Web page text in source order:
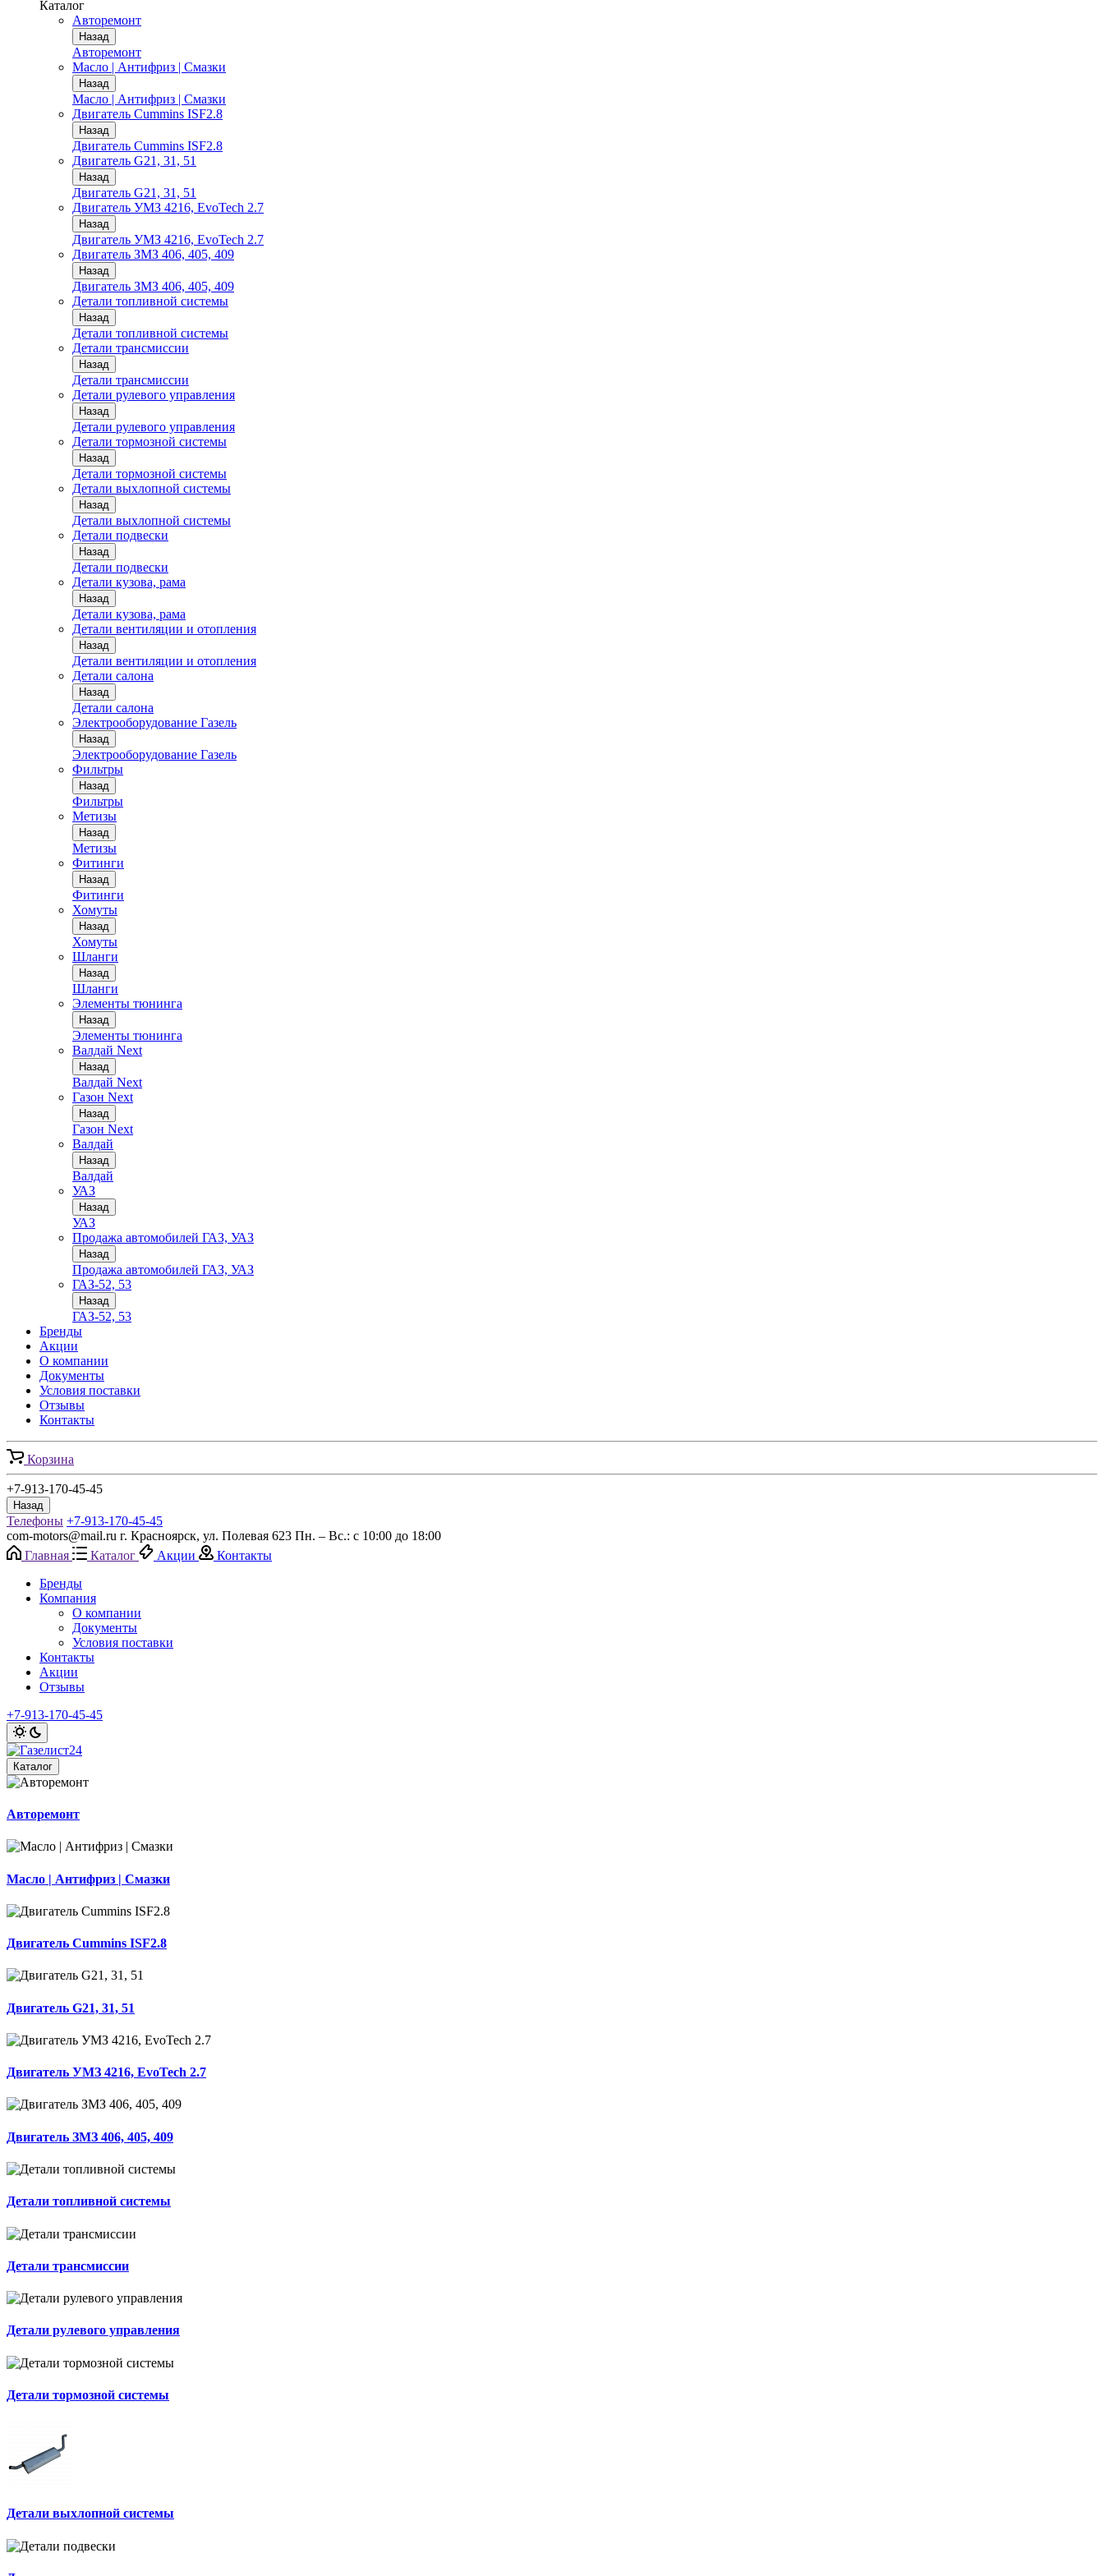
Каталог
Авторемонт
Назад
Авторемонт
Масло | Антифриз | Смазки
Назад
Масло | Антифриз | Смазки
Двигатель Cummins ISF2.8
Назад
Двигатель Cummins ISF2.8
Двигатель G21, 31, 51
Назад
Двигатель G21, 31, 51
Двигатель УМЗ 4216, EvoTech 2.7
Назад
Двигатель УМЗ 4216, EvoTech 2.7
Двигатель ЗМЗ 406, 405, 409
Назад
Двигатель ЗМЗ 406, 405, 409
Детали топливной системы
Назад
Детали топливной системы
Детали трансмиссии
Назад
Детали трансмиссии
Детали рулевого управления
Назад
Детали рулевого управления
Детали тормозной системы
Назад
Детали тормозной системы
Детали выхлопной системы
Назад
Детали выхлопной системы
Детали подвески
Назад
Детали подвески
Детали кузова, рама
Назад
Детали кузова, рама
Детали вентиляции и отопления
Назад
Детали вентиляции и отопления
Детали салона
Назад
Детали салона
Электрооборудование Газель
Назад
Электрооборудование Газель
Фильтры
Назад
Фильтры
Метизы
Назад
Метизы
Фитинги
Назад
Фитинги
Хомуты
Назад
Хомуты
Шланги
Назад
Шланги
Элементы тюнинга
Назад
Элементы тюнинга
Валдай Next
Назад
Валдай Next
Газон Next
Назад
Газон Next
Валдай
Назад
Валдай
УАЗ
Назад
УАЗ
Продажа автомобилей ГАЗ, УАЗ
Назад
Продажа автомобилей ГАЗ, УАЗ
ГАЗ-52, 53
Назад
ГАЗ-52, 53
Бренды
Акции
О компании
Документы
Условия поставки
Отзывы
Контакты
Корзина
+7-913-170-45-45
Назад
Телефоны +7-913-170-45-45
com-motors@mail.ru г. Красноярск, ул. Полевая 623 Пн. – Вс.: с 10:00 до 18:00
Главная
Каталог Акции
Контакты
Бренды
Компания
О компании
Документы
Условия поставки
Контакты
Акции
Отзывы
+7-913-170-45-45
Каталог
Авторемонт
Масло | Антифриз | Смазки
Двигатель Cummins ISF2.8
Двигатель G21, 31, 51
Двигатель УМЗ 4216, EvoTech 2.7
Двигатель ЗМЗ 406, 405, 409
Детали топливной системы
Детали трансмиссии
Детали рулевого управления
Детали тормозной системы
Детали выхлопной системы